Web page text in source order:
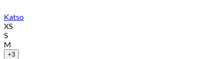
Katso
XS
S
M
+3